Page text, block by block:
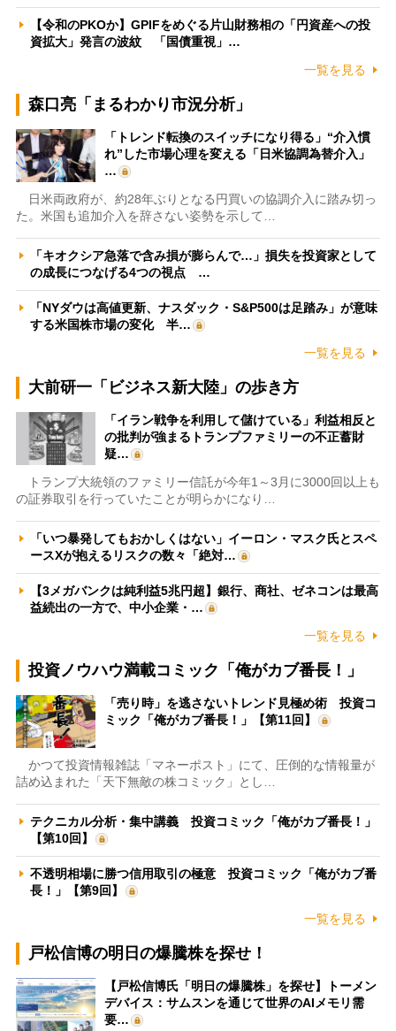
【令和のPKOか】GPIFをめぐる片山財務相の「円資産への投
資拡大」発言の波紋 「国債重視」…
一覧を見る
森口亮「まるわかり市況分析」
「トレンド転換のスイッチになり得る」“介入慣
れ”した市場心理を変える「日米協調為替介入」
…
日米両政府が、約28年ぶりとなる円買いの協調介入に踏み切っ
た。米国も追加介入を辞さない姿勢を示して…
「キオクシア急落で含み損が膨らんで…」損失を投資家として
の成長につなげる4つの視点 …
「NYダウは高値更新、ナスダック・S&P500は足踏み」が意味
する米国株市場の変化 半…
一覧を見る
大前研一「ビジネス新大陸」の歩き方
「イラン戦争を利用して儲けている」利益相反と
の批判が強まるトランプファミリーの不正蓄財
疑…
トランプ大統領のファミリー信託が今年1～3月に3000回以上も
の証券取引を行っていたことが明らかになり…
「いつ暴発してもおかしくはない」イーロン・マスク氏とスペ
ースXが抱えるリスクの数々「絶対…
【3メガバンクは純利益5兆円超】銀行、商社、ゼネコンは最高
益続出の一方で、中小企業・…
一覧を見る
投資ノウハウ満載コミック「俺がカブ番長！」
「売り時」を逃さないトレンド見極め術 投資コ
ミック「俺がカブ番長！」【第11回】
かつて投資情報雑誌「マネーポスト」にて、圧倒的な情報量が
詰め込まれた「天下無敵の株コミック」とし…
テクニカル分析・集中講義 投資コミック「俺がカブ番長！」
【第10回】
不透明相場に勝つ信用取引の極意 投資コミック「俺がカブ番
長！」【第9回】
一覧を見る
戸松信博の明日の爆騰株を探せ！
【戸松信博氏「明日の爆騰株」を探せ】トーメン
デバイス：サムスンを通じて世界のAIメモリ需
要…